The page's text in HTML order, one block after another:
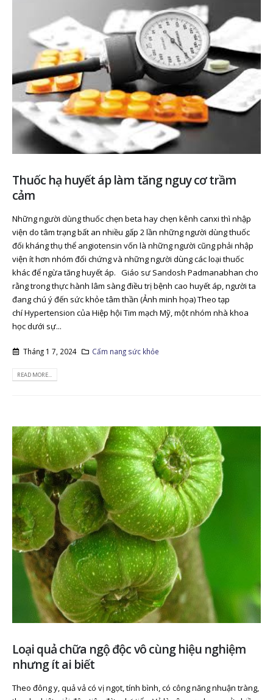
Thuốc hạ huyết áp làm tăng nguy cơ trầm
cảm
Những người dùng thuốc chẹn beta hay chẹn kênh canxi thì nhập
viện do tâm trạng bất an nhiều gấp 2 lần những người dùng thuốc
đối kháng thụ thể angiotensin vốn là những người cũng phải nhập
viện ít hơn nhóm đối chứng và những người dùng các loại thuốc
khác để ngừa tăng huyết áp. Giáo sư Sandosh Padmanabhan cho
rằng trong thực hành lâm sàng điều trị bệnh cao huyết áp, người ta
đang chú ý đến sức khỏe tâm thần (Ảnh minh họa) Theo tạp
chí Hypertension của Hiệp hội Tim mạch Mỹ, một nhóm nhà khoa
học dưới sự...
Tháng 1 7, 2024 Cẩm nang sức khỏe
READ MORE...
Loại quả chữa ngộ độc vô cùng hiệu nghiệm
nhưng ít ai biết
Theo đông y, quả vả có vị ngọt, tính bình, có công năng nhuận tràng,